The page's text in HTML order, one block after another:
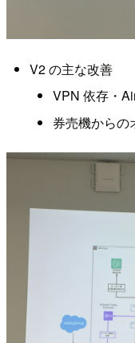
V2 の主な改善
VPN 依存・
券売機からの